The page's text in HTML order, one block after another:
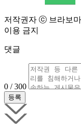
저작권자 ⓒ 브라보
이용 금지
댓글
0 / 300